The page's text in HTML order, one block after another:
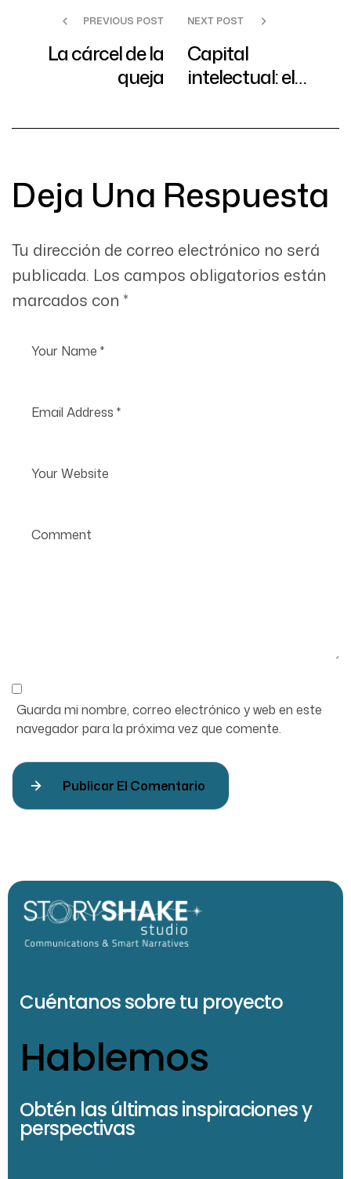
PREVIOUS POST
La cárcel de la
queja
NEXT POST
Capital
intelectual: el
humano que no se
Deja Una Respuesta
Tu dirección de correo electrónico no será
publicada. Los campos obligatorios están
marcados con *
Guarda mi nombre, correo electrónico y web en este
navegador para la próxima vez que comente.
Publicar El Comentario
Cuéntanos sobre tu proyecto
Hablemos
Obtén las últimas inspiraciones y
perspectivas